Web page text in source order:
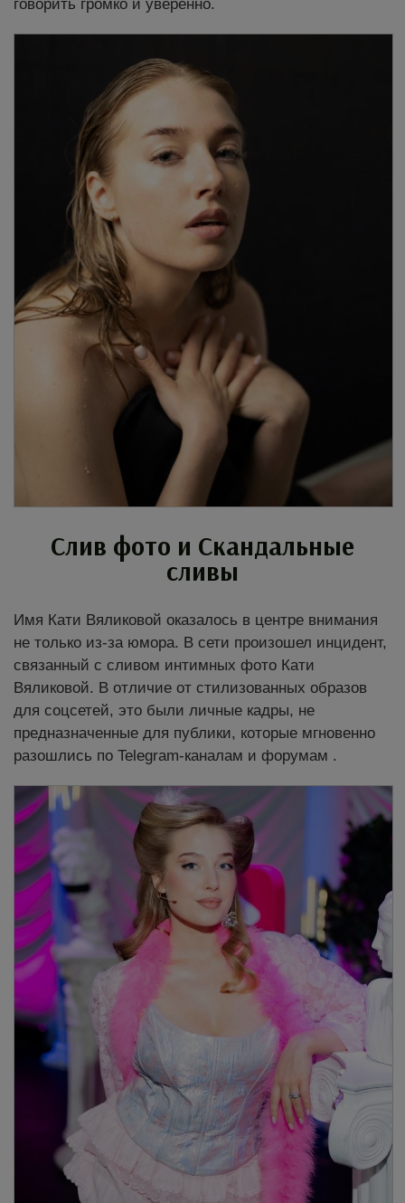
говорить громко и уверенно.
Слив фото и Скандальные
сливы
Имя Кати Вяликовой оказалось в центре внимания
не только из-за юмора. В сети произошел инцидент,
связанный с сливом интимных фото Кати
Вяликовой. В отличие от стилизованных образов
для соцсетей, это были личные кадры, не
предназначенные для публики, которые мгновенно
разошлись по Telegram-каналам и форумам .